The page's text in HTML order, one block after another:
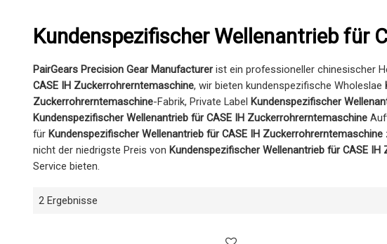
Kundenspezifischer Wellenantrieb für
PairGears Precision Gear Manufacturerist ein professioneller chinesischer
CASE IH Zuckerrohrerntemaschine, wir bieten kundenspezifische Wholeslae
Zuckerrohrerntemaschine-Fabrik, Private Label Kundenspezifischer
Kundenspezifischer Wellenantrieb für CASE IH Zuckerrohrerntemaschine
für Kundenspezifischer Wellenantrieb für CASE IH Zuckerrohrerntemaschine
nicht der niedrigste Preis von Kundenspezifischer Wellenantrieb für CASE
Service bieten.
2 Ergebnisse